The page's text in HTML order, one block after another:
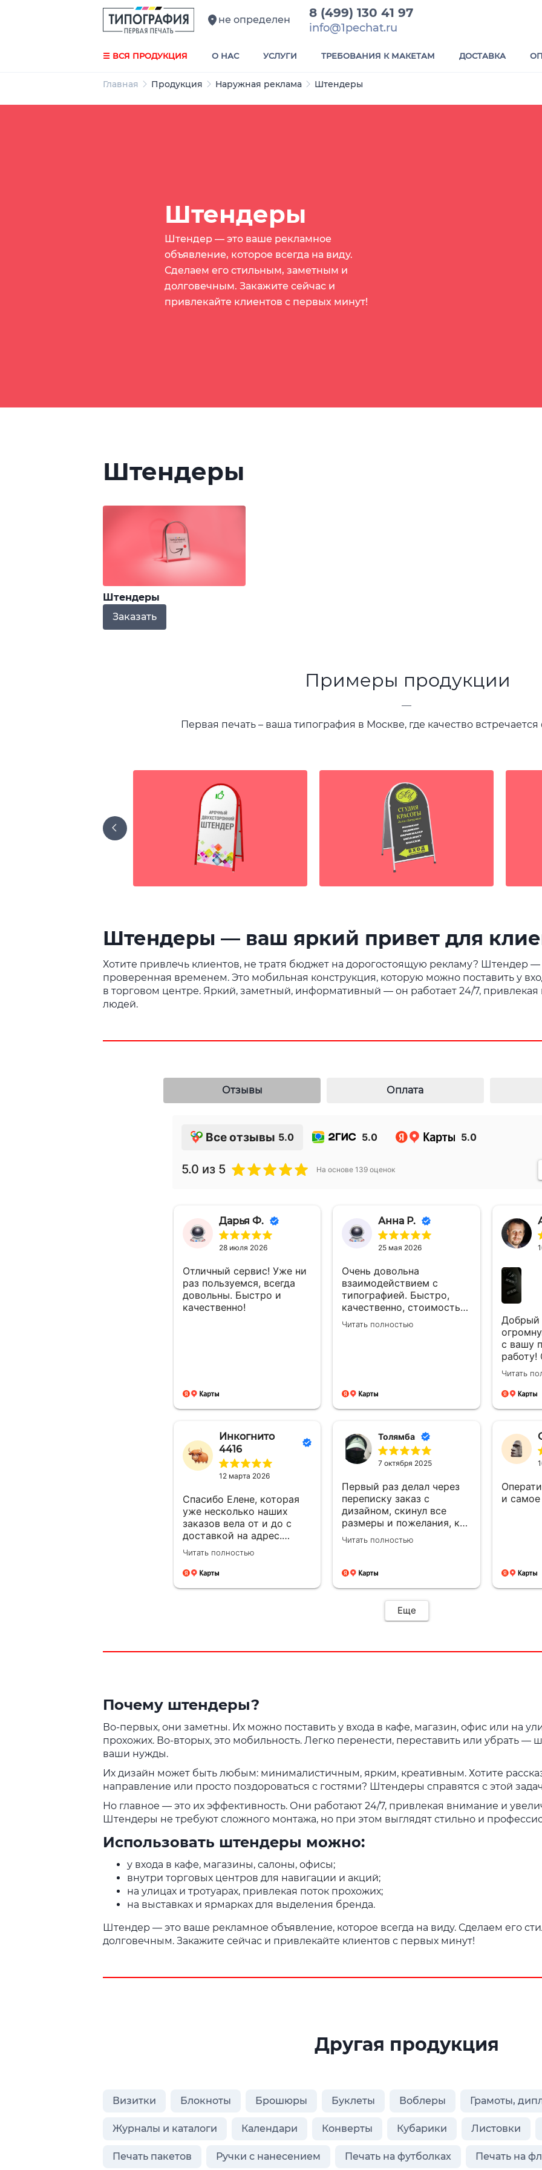
не определен 8 (499) 130 41 97
info@1pechat.ru
☰ ВСЯ ПРОДУКЦИЯ О НАС УСЛУГИ ТРЕБОВАНИЯ К МАКЕТАМ ДОСТАВКА
Главная Продукция Наружная реклама Штендеры
Штендеры
Штендер — это ваше рекламное
объявление, которое всегда на виду.
Сделаем его стильным, заметным и
долговечным. Закажите сейчас и
привлекайте клиентов с первых минут!
Штендеры
Штендеры
Заказать
Примеры продукции
—
Первая печать – ваша типография в Москве, где качество
Штендеры — ваш яркий привет для
Хотите привлечь клиентов, не тратя бюджет на дорогостоящую рекламу? Штендер
проверенная временем. Это мобильная конструкция, которую можно поставить у
в торговом центре. Яркий, заметный, информативный — он работает 24/7,
людей.
Отзывы Оплата
Все отзывы 5.0 5.0 5.0
5.0 из 5 На основе139 оценок
Дарья Ф.
28 июля 2026
Отличный сервис! Уже ни
раз пользуемся, всегда
довольны. Быстро и
качественно!
Анна Р.
25 мая 2026
Очень довольна
взаимодействием с
типографией. Быстро,
качественно, стоимость
очень порадовала.
Спасибо! Хороших
Читать полностью
Добрый
с вашу
работу!
визитки
полное
заказа!
Читать
Инкогнито
4416
12 марта 2026
Спасибо Елене, которая
уже несколько наших
заказов вела от и до с
доставкой на адрес.
Очень чуткая. Она быстро
понимает ситуацию и
находит решения для
Читать полностью
Толямба
7 октября 2025
Первый раз делал через
переписку заказ с
дизайном, скинул все
размеры и пожелания, к
вечеру уже все было
готово и сразу оплатил,
большею...а сделали
отказалось что
самовывоз очень рядом с
договорились, все вышло
Читать полностью
и
Еще
Почему штендеры?
Во-первых, они заметны. Их можно поставить у входа в кафе, магазин, офис или на
прохожих. Во-вторых, это мобильность. Легко перенести, переставить или убрать —
ваши нужды.
Их дизайн может быть любым: минималистичным, ярким, креативным. Хотите
направление или просто поздороваться с гостями? Штендеры справятся с этой
Но главное — это их эффективность. Они работают 24/7, привлекая внимание и
Штендеры не требуют сложного монтажа, но при этом выглядят стильно и
Использовать штендеры можно:
у входа в кафе, магазины, салоны, офисы;
внутри торговых центров для навигации и акций;
на улицах и тротуарах, привлекая поток прохожих;
на выставках и ярмарках для выделения бренда.
Штендер — это ваше рекламное объявление, которое всегда на виду. Сделаем его
долговечным. Закажите сейчас и привлекайте клиентов с первых минут!
Другая продукция
Визитки Блокноты Брошюры Буклеты Воблеры Грамоты,
Журналы и каталоги Календари Конверты Кубарики Листовки
Печать пакетов Ручки с нанесением Печать на футболках Печать на